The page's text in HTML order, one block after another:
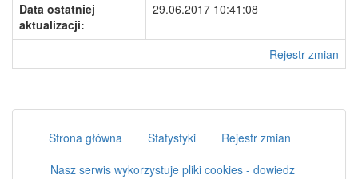
Data ostatniej
aktualizacji:
29.06.2017 10:41:08
Rejestr zmian
Strona główna Statystyki
Rejestr zmian
Nasz serwis wykorzystuje pliki cookies - dowiedz